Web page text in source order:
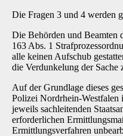
Die Fragen 3 und 4 werden
Die Behörden und Beamten
163 Abs. 1
alle keinen Aufschub
die Verdunkelung der Sache
Auf der Grundlage dieses
Polizei Nordrhein-Westfalen
jeweils sachleitenden
erforderlichen
Ermittlungsverfahren